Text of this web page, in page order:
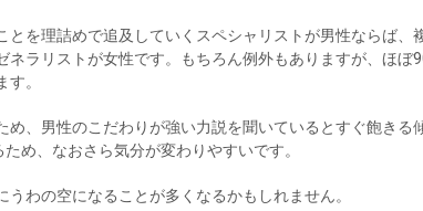
とを理詰めで追及していくスペシャリストが男性ならば、
ネラリストが女性です。もちろん例外もありますが、ほぼ
。
め、男性のこだわりが強い力説を聞いているとすぐ飽きる
め、なおさら気分が変わりやすいです。
わの空になることが多くなるかもしれません。